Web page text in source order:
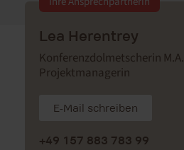
Lea Herentrey
Konferenzdolmetscherin M.A.
Projektmanagerin
E-Mail schreiben
+49 157 883 783 99